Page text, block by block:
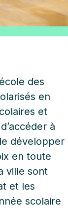
des
en
et
à
développer
en toute
ville sont
et les
scolaire